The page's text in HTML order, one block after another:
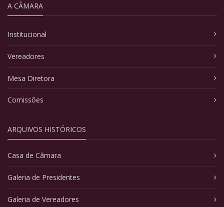
A CÂMARA
Institucional
Vereadores
Mesa Diretora
Comissões
ARQUIVOS HISTÓRICOS
Casa de Câmara
Galeria de Presidentes
Galeria de Vereadores